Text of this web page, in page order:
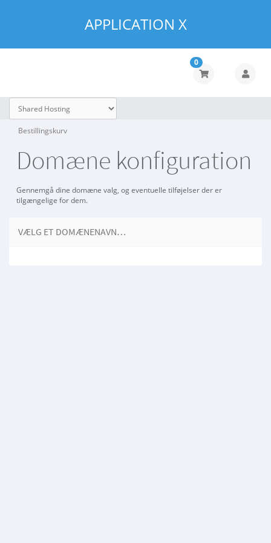
APPLICATION X
0
Bestillingskurv
Domæne konfiguration
Gennemgå dine domæne valg, og eventuelle tilføjelser der er
tilgængelige for dem.
VÆLG ET DOMÆNENAVN…